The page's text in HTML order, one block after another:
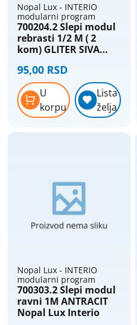
Nopal Lux - INTERIO
modularni program
700204.2 Slepi modul
rebrasti 1/2 M ( 2
kom) GLITER SIVA
95,00 RSD
U
korpu
Lista
želja
Nopal Lux - INTERIO
modularni program
700303.2 Slepi modul
ravni 1M ANTRACIT
Nopal Lux Interio